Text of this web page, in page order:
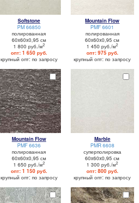
Softstone
PM 66850
полированная
60x60x0,95 см
1 800 руб./м2
опт: 1 650 руб.
крупный опт: по запросу
Mountain Flow
PMF 6601
полированная
60x60x0,95 см
1 450 руб./м2
опт: 975 руб.
крупный опт: по запросу
Mountain Flow
PMF 6636
полированная
60x60x0,95 см
1 650 руб./м2
опт: 1 150 руб.
крупный опт: по запросу
Marble
PMR 6608
суперполировка
60x60x0,95 см
1 300 руб./м2
опт: 800 руб.
крупный опт: по запросу